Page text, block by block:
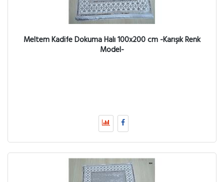
Meltem Kadife Dokuma Halı 100x200 cm -Karışık Renk
Model-